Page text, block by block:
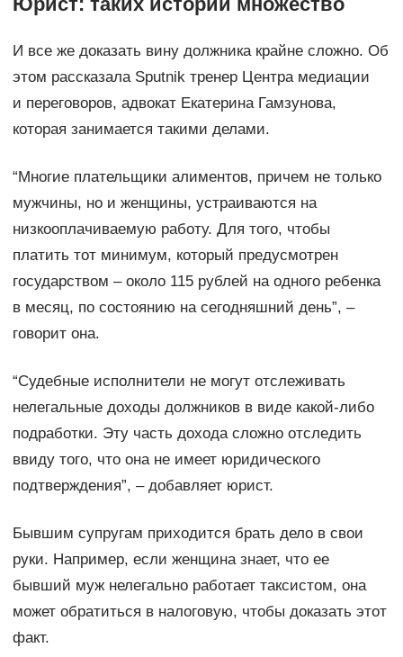
И все же доказать вину должника крайне сложно. Об
этом рассказала Sputnik тренер Центра медиации
и переговоров, адвокат Екатерина Гамзунова,
которая занимается такими делами.
“Многие плательщики алиментов, причем не только
мужчины, но и женщины, устраиваются на
низкооплачиваемую работу. Для того, чтобы
платить тот минимум, который предусмотрен
государством – около 115 рублей на одного ребенка
в месяц, по состоянию на сегодняшний день”, –
говорит она.
“Судебные исполнители не могут отслеживать
нелегальные доходы должников в виде какой-либо
подработки. Эту часть дохода сложно отследить
ввиду того, что она не имеет юридического
подтверждения”, – добавляет юрист.
Бывшим супругам приходится брать дело в свои
руки. Например, если женщина знает, что ее
бывший муж нелегально работает таксистом, она
может обратиться в налоговую, чтобы доказать этот
факт.